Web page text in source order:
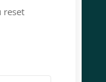
reset